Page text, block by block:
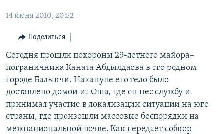
главной
Вернутся
поиску
ТАДЖИКИСТАН
КЫРГЫЗЧА
ЎЗБЕКЧА
ТОҶИКӢ
TÜRKMENÇE
Все сайты РСЕ/РС
14 июня 2010, 20:52
Поделиться
Сегодня прошли похороны 29-летнего майора–
пограничника Каната Абдылдаева в его родном
городе Балыкчи. Накануне его тело было
доставлено домой из Оша, где он нес службу и
принимал участие в локализации ситуации на юге
страны, где произошли массовые беспорядки на
межнациональной почве. Как передает собкор